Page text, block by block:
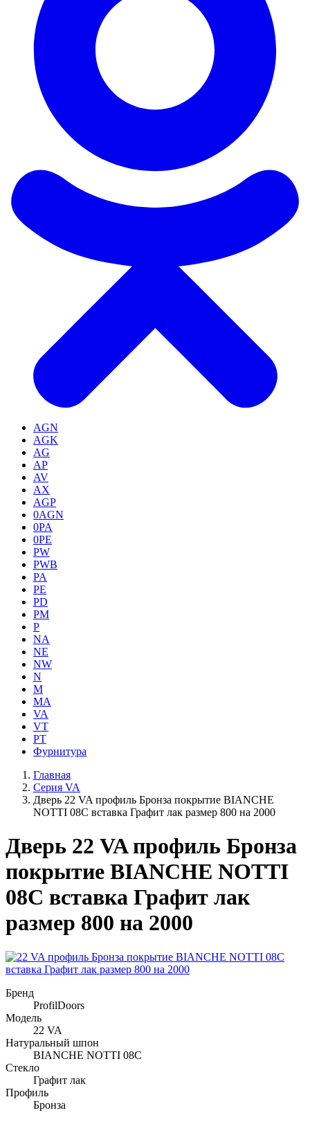
AGN
AGK
AG
AP
AV
AX
AGP
0AGN
0PA
0PE
PW
PWB
PA
PE
PD
PM
P
NA
NE
NW
N
M
MA
VA
VT
PT
Фурнитура
Главная
Серия VA
Дверь 22 VA профиль Бронза покрытие BIANCHE
NOTTI 08C вставка Графит лак размер 800 на 2000
Дверь 22 VA профиль Бронза
покрытие BIANCHE NOTTI
08C вставка Графит лак
размер 800 на 2000
Бренд
ProfilDoors
Модель
22 VA
Натуральный шпон
BIANCHE NOTTI 08C
Стекло
Графит лак
Профиль
Бронза